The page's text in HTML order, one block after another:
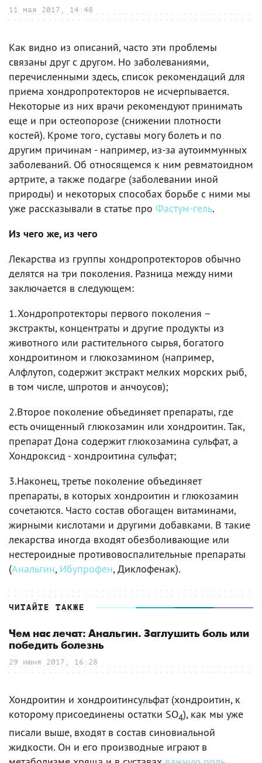
11 мая 2017, 14:48
Как видно из описаний, часто эти проблемы
связаны друг с другом. Но заболеваниями,
перечисленными здесь, список рекомендаций для
приема хондропротекторов не исчерпывается.
Некоторые из них врачи рекомендуют принимать
еще и при остеопорозе (снижении плотности
костей). Кроме того, суставы могу болеть и по
другим причинам - например, из-за аутоиммунных
заболеваний. Об относящемся к ним ревматоидном
артрите, а также подагре (заболевании иной
природы) и некоторых способах борьбе с ними мы
уже рассказывали в статье про Фастум-гель.
Из чего же, из чего
Лекарства из группы хондропротекторов обычно
делятся на три поколения. Разница между ними
заключается в следующем:
1.Хондропротекторы первого поколения –
экстракты, концентраты и другие продукты из
животного или растительного сырья, богатого
хондроитином и глюкозамином (например,
Алфлутоп, содержит экстракт мелких морских рыб,
в том числе, шпротов и анчоусов);
2.Второе поколение объединяет препараты, где
есть очищенный глюкозамин или хондроитин. Так,
препарат Дона содержит глюкозамина сульфат, а
Хондроксид - хондроитина сульфат;
3.Наконец, третье поколение объединяет
препараты, в которых хондроитин и глюкозамин
сочетаются. Часто состав обогащен витаминами,
жирными кислотами и другими добавками. В такие
лекарства иногда входят обезболивающие или
нестероидные противовоспалительные препараты
(Анальгин, Ибупрофен, Диклофенак).
ЧИТАЙТЕ ТАКЖЕ
Чем нас лечат: Анальгин. Заглушить боль или
победить болезнь
29 июня 2017, 16:28
Хондроитин и хондроитинсульфат (хондроитин, к
которому присоединены остатки SO4), как мы уже
писали выше, входят в состав синовиальной
жидкости. Он и его производные играют в